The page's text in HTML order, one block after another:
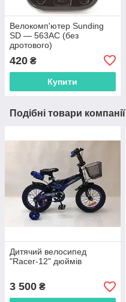
Велокомп'ютер Sunding
SD — 563AC (без
дротового)
420 ₴
Купити
Подібні товари компанії
Дитячий велосипед
"Racer-12" дюймів
3 500 ₴